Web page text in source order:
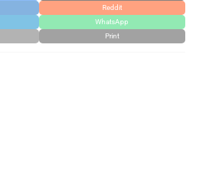
Reddit
WhatsApp
Print